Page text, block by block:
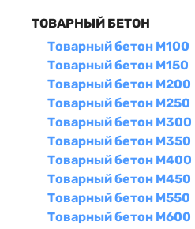
ТОВАРНЫЙ БЕТОН
Товарный бетон М100
Товарный бетон М150
Товарный бетон М200
Товарный бетон М250
Товарный бетон М300
Товарный бетон М350
Товарный бетон М400
Товарный бетон М450
Товарный бетон М550
Товарный бетон М600